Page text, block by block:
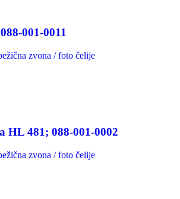
001-0011
zvona / foto čelije
HL 481; 088-001-0002
zvona / foto čelije